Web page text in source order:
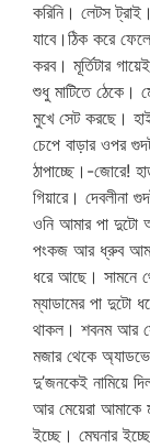
করিনি। লেটস
যাবে।ঠিক করে
করব। মূর্তিটার
শুধু মাটিতে ঠেকে।
মুখে সেট করছে।
চেপে বাড়ার ওপর
ঠাপাচ্ছে।-জোরে!
গিয়ারে। দেবলীনা
ওনি আমার পা দুটো
পংকজ আর ধ্রুব
ধরে আছে। সামনে
ম্যাডামের পা দুটো
থাকল। শবনম আর
মজার থেকে
দু’জনকেই নামিয়ে
আর মেয়েরা আমাকে
ইচ্ছে। মেঘনার